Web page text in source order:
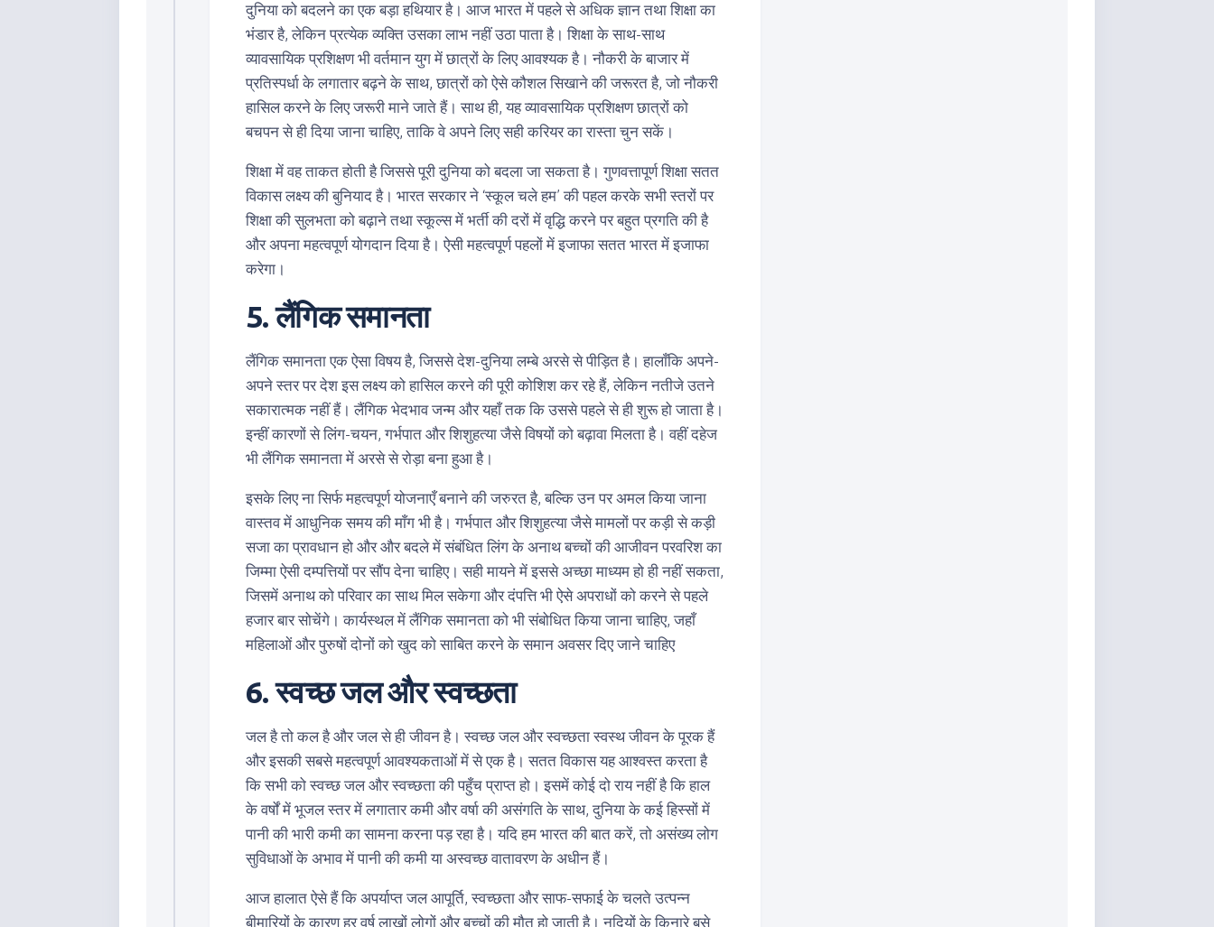
दुनिया को बदलने का एक बड़ा हथियार है। आज भारत में पहले से अधिक ज्ञान तथा शिक्षा का
भंडार है, लेकिन प्रत्येक व्यक्ति उसका लाभ नहीं उठा पाता है। शिक्षा के साथ-साथ
व्यावसायिक प्रशिक्षण भी वर्तमान युग में छात्रों के लिए आवश्यक है। नौकरी के बाजार में
प्रतिस्पर्धा के लगातार बढ़ने के साथ, छात्रों को ऐसे कौशल सिखाने की जरूरत है, जो नौकरी
हासिल करने के लिए जरूरी माने जाते हैं। साथ ही, यह व्यावसायिक प्रशिक्षण छात्रों को
बचपन से ही दिया जाना चाहिए, ताकि वे अपने लिए सही करियर का रास्ता चुन सकें।
शिक्षा में वह ताकत होती है जिससे पूरी दुनिया को बदला जा सकता है। गुणवत्तापूर्ण शिक्षा सतत
विकास लक्ष्य की बुनियाद है। भारत सरकार ने ‘स्कूल चले हम’ की पहल करके सभी स्तरों पर
शिक्षा की सुलभता को बढ़ाने तथा स्कूल्स में भर्ती की दरों में वृद्धि करने पर बहुत प्रगति की है
और अपना महत्वपूर्ण योगदान दिया है। ऐसी महत्वपूर्ण पहलों में इजाफा सतत भारत में इजाफा
करेगा।
5. लैंगिक समानता
लैंगिक समानता एक ऐसा विषय है, जिससे देश-दुनिया लम्बे अरसे से पीड़ित है। हालाँकि अपने-
अपने स्तर पर देश इस लक्ष्य को हासिल करने की पूरी कोशिश कर रहे हैं, लेकिन नतीजे उतने
सकारात्मक नहीं हैं। लैंगिक भेदभाव जन्म और यहाँ तक कि उससे पहले से ही शुरू हो जाता है।
इन्हीं कारणों से लिंग-चयन, गर्भपात और शिशुहत्या जैसे विषयों को बढ़ावा मिलता है। वहीं दहेज
भी लैंगिक समानता में अरसे से रोड़ा बना हुआ है।
इसके लिए ना सिर्फ महत्वपूर्ण योजनाएँ बनाने की जरुरत है, बल्कि उन पर अमल किया जाना
वास्तव में आधुनिक समय की माँग भी है। गर्भपात और शिशुहत्या जैसे मामलों पर कड़ी से कड़ी
सजा का प्रावधान हो और और बदले में संबंधित लिंग के अनाथ बच्चों की आजीवन परवरिश का
जिम्मा ऐसी दम्पत्तियों पर सौंप देना चाहिए। सही मायने में इससे अच्छा माध्यम हो ही नहीं सकता,
जिसमें अनाथ को परिवार का साथ मिल सकेगा और दंपत्ति भी ऐसे अपराधों को करने से पहले
हजार बार सोचेंगे। कार्यस्थल में लैंगिक समानता को भी संबोधित किया जाना चाहिए, जहाँ
महिलाओं और पुरुषों दोनों को खुद को साबित करने के समान अवसर दिए जाने चाहिए
6. स्वच्छ जल और स्वच्छता
जल है तो कल है और जल से ही जीवन है। स्वच्छ जल और स्वच्छता स्वस्थ जीवन के पूरक हैं
और इसकी सबसे महत्वपूर्ण आवश्यकताओं में से एक है। सतत विकास यह आश्वस्त करता है
कि सभी को स्वच्छ जल और स्वच्छता की पहुँच प्राप्त हो। इसमें कोई दो राय नहीं है कि हाल
के वर्षों में भूजल स्तर में लगातार कमी और वर्षा की असंगति के साथ, दुनिया के कई हिस्सों में
पानी की भारी कमी का सामना करना पड़ रहा है। यदि हम भारत की बात करें, तो असंख्य लोग
सुविधाओं के अभाव में पानी की कमी या अस्वच्छ वातावरण के अधीन हैं।
आज हालात ऐसे हैं कि अपर्याप्त जल आपूर्ति, स्वच्छता और साफ-सफाई के चलते उत्पन्न
बीमारियों के कारण हर वर्ष लाखों लोगों और बच्चों की मौत हो जाती है। नदियों के किनारे बसे